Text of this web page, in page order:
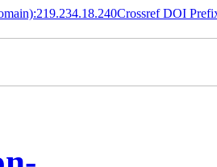
Crossref DOI